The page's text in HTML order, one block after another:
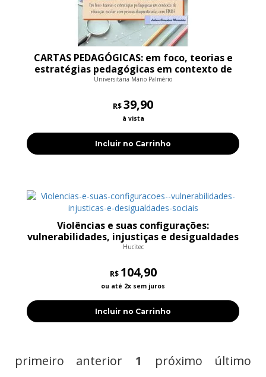
CARTAS PEDAGÓGICAS: em foco, teorias e
estratégias pedagógicas em contexto de
educação escolar com pessoas diagnosticad
Universitária Mário Palmério
R$39,90
à vista
Incluir no Carrinho
Violências e suas configurações:
vulnerabilidades, injustiças e desigualdades
sociais
Hucitec
R$ 104,90
ou até 2x sem juros
Incluir no Carrinho
primeiro anterior 1 próximo último